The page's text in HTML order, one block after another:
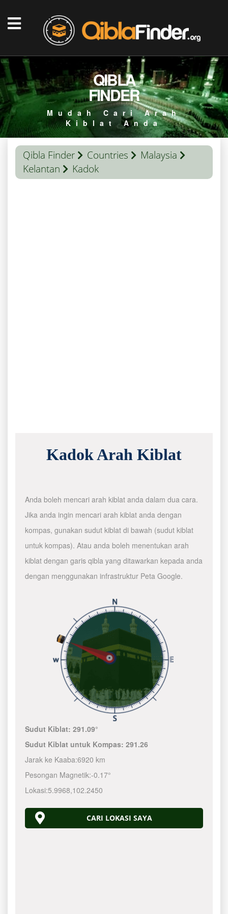
QIBLA
FINDER
Mudah Cari Arah
Kiblat Anda
Qibla Finder Countries
Malaysia
Kelantan
Kadok
Kadok Arah Kiblat
Anda boleh mencari arah kiblat anda dalam dua cara.
Jika anda ingin mencari arah kiblat anda dengan
kompas, gunakan sudut kiblat di bawah (sudut kiblat
untuk kompas). Atau anda boleh menentukan arah
kiblat dengan garis qibla yang ditawarkan kepada anda
dengan menggunakan infrastruktur Peta Google.
Sudut Kiblat:291.09°
Sudut Kiblat untuk Kompas:291.26
Jarak ke Kaaba:6920 km
Pesongan Magnetik:-0.17°
Lokasi:5.9968,102.2450
CARI LOKASI SAYA